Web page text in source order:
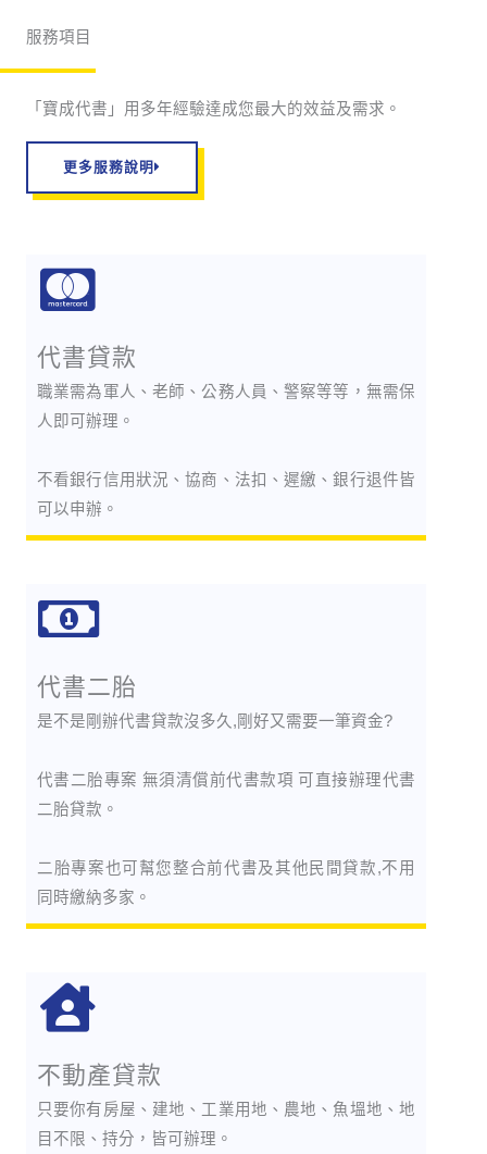
服務項目
「寶成代書」用多年經驗達成您最大的效益及需求。
更多服務說明
代書貸款
職業需為軍人、老師、公務人員、警察等等，無需保
人即可辦理。
不看銀行信用狀況、協商、法扣、遲繳、銀行退件皆
可以申辦。
代書二胎
是不是剛辦代書貸款沒多久,剛好又需要一筆資金?
代書二胎專案 無須清償前代書款項 可直接辦理代書
二胎貸款。
二胎專案也可幫您整合前代書及其他民間貸款,不用
同時繳納多家。
不動產貸款
只要你有房屋、建地、工業用地、農地、魚塭地、地
目不限、持分，皆可辦理。